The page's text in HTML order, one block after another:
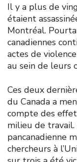
Il y a plus de
étaient
Montréal.
canadiennes
actes de
au sein de leurs
Ces deux
du Canada a
compte des
milieu de
pancanadienne
chercheurs à